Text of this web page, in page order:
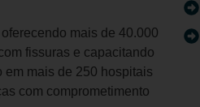
mais de 40.000
fissuras e capacitando
em mais de 250 hospitais
com comprometimento